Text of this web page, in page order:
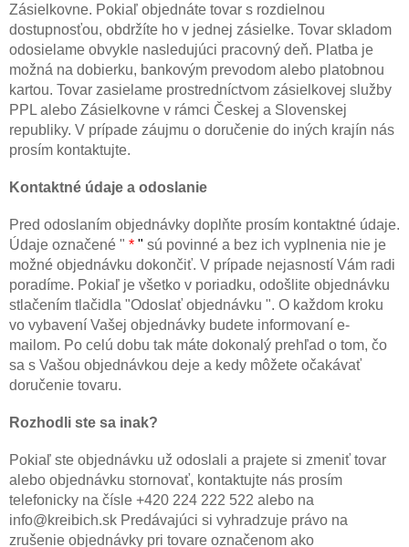
Zásielkovne. Pokiaľ objednáte tovar s rozdielnou
dostupnosťou, obdržíte ho v jednej zásielke. Tovar skladom
odosielame obvykle nasledujúci pracovný deň. Platba je
možná na dobierku, bankovým prevodom alebo platobnou
kartou. Tovar zasielame prostredníctvom zásielkovej služby
PPL alebo Zásielkovne v rámci Českej a Slovenskej
republiky. V prípade záujmu o doručenie do iných krajín nás
prosím kontaktujte.
Kontaktné údaje a odoslanie
Pred odoslaním objednávky doplňte prosím kontaktné údaje.
Údaje označené " * " sú povinné a bez ich vyplnenia nie je
možné objednávku dokončiť. V prípade nejasností Vám radi
poradíme. Pokiaľ je všetko v poriadku, odošlite objednávku
stlačením tlačidla "Odoslať objednávku ". O každom kroku
vo vybavení Vašej objednávky budete informovaní e-
mailom. Po celú dobu tak máte dokonalý prehľad o tom, čo
sa s Vašou objednávkou deje a kedy môžete očakávať
doručenie tovaru.
Rozhodli ste sa inak?
Pokiaľ ste objednávku už odoslali a prajete si zmeniť tovar
alebo objednávku stornovať, kontaktujte nás prosím
telefonicky na čísle +420 224 222 522 alebo na
info@kreibich.sk Predávajúci si vyhradzuje právo na
zrušenie objednávky pri tovare označenom ako